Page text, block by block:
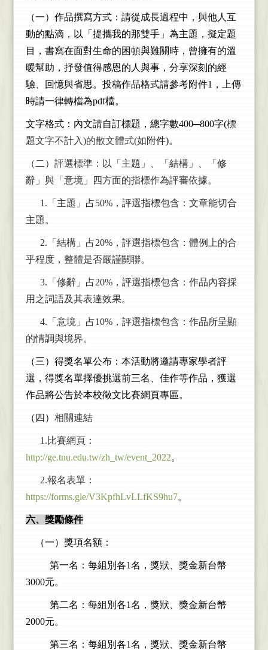
（一）作品撰寫方式：請從成長過程中，與他人互
動的點滴，以「提攜我的那雙手」為主題，擬定題
目，書寫在面對生命的困頓與難關時，曾擁有的溫
暖幫助，抒發值得感恩的人與事，分享深刻的經
驗、回憶與省思。投稿作品格式請參考附件1，上傳
時請一律轉檔為pdf檔。
文字格式：內文請自訂標題，總字數400─800字(標
題文字不計入)的散文體式(如附件)。
（二）評選標準： 以「主題」、「結構」、「修
辭」與「意境」四方面的指標作為評審依據。
1. 「主題」占50%，評選指標包含：文章能切合
主題。
2. 「結構」占20%，評選指標包含：體例上的合
乎程度，整體是否嚴謹關聯。
3. 「修辭」占20%，評選指標包含：作品內容採
用之詞語及其表達效果。
4. 「意境」占10%，評選指標包含：作品所呈顯
的情調與境界。
（三）得獎名單公布：本活動將邀請專家學者評
選，得獎名單擇優挑選前三名、佳作等作品，獲選
作品將公告於本校徵文比賽網頁專區。
（四）相關連結
1.比賽網頁：
http://ge.tnu.edu.tw/zh_tw/event_2022。
2.報名表單：
https://forms.gle/V3KpfhLvLLfKS9hu7。
六、獎勵條件
（一）獎項名額：
第一名：每組別各1名，獎狀、獎金新台幣
3000元。
第二名：每組別各1名，獎狀、獎金新台幣
2000元。
第三名：每組別各1名，獎狀、獎金新台幣